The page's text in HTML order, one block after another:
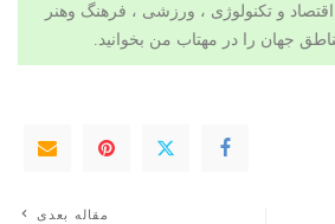
اقتصاد و تکنولوژی ، ورزشی ، فرهنگ وهنر
جهان را در مهتاب من بخوانید.
مقاله بعدی